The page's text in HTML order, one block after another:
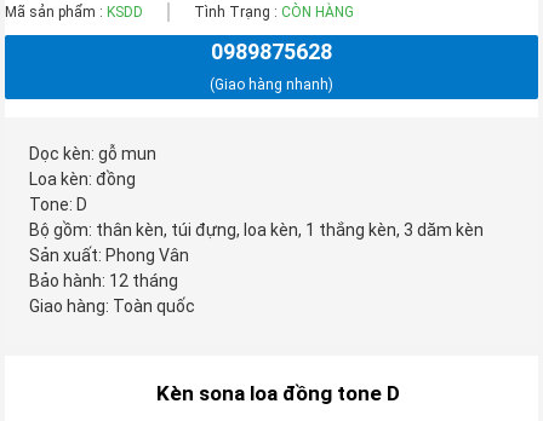
Mã sản phẩm : KSDD Tình Trạng : CÒN HÀNG
0989875628
(Giao hàng nhanh)
Dọc kèn: gỗ mun
Loa kèn: đồng
Tone: D
Bộ gồm: thân kèn, túi đựng, loa kèn, 1 thắng kèn, 3 dăm kèn
Sản xuất: Phong Vân
Bảo hành: 12 tháng
Giao hàng: Toàn quốc
Kèn sona loa đồng tone D